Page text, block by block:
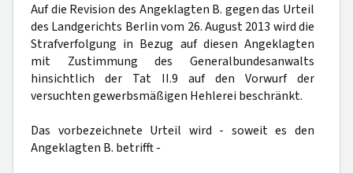
Auf die Revision des Angeklagten B. gegen das Urteil
des Landgerichts Berlin vom 26. August 2013 wird die
Strafverfolgung in Bezug auf diesen Angeklagten
mit Zustimmung des Generalbundesanwalts
hinsichtlich der Tat II.9 auf den Vorwurf der
versuchten gewerbsmäßigen Hehlerei beschränkt.
Das vorbezeichnete Urteil wird - soweit es den
Angeklagten B. betrifft -